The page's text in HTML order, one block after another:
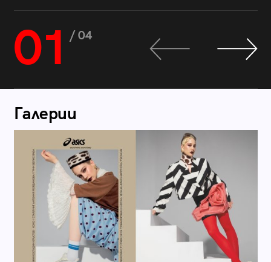
01 / 04
Галерии